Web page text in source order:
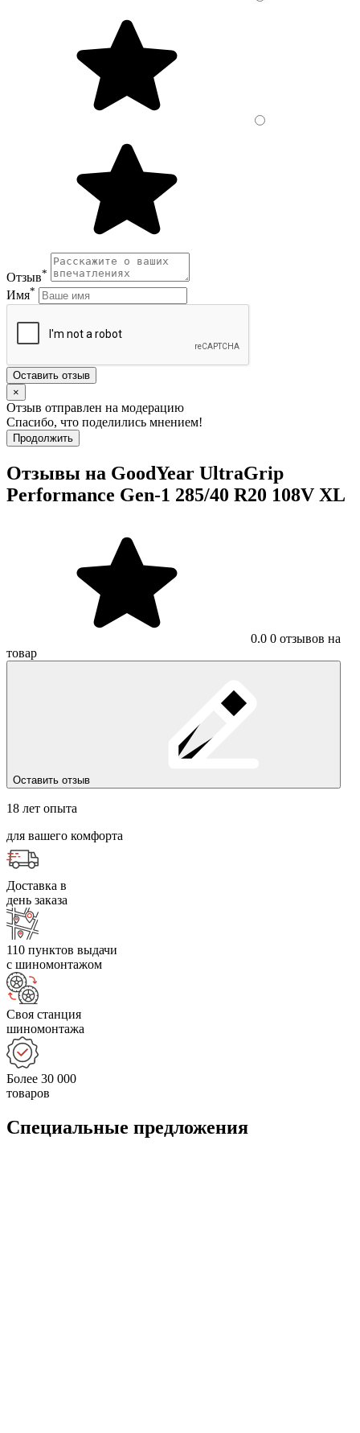
Отзыв*
Имя*
Оставить отзыв
×
Отзыв отправлен на модерацию
Спасибо, что поделились мнением!
Продолжить
Отзывы на GoodYear UltraGrip
Performance Gen-1 285/40 R20 108V XL
0.0 0 отзывов на
товар
Оставить отзыв
18 лет опыта
для вашего комфорта
Доставка в
день заказа
110 пунктов выдачи
с шиномонтажом
Своя станция
шиномонтажа
Более 30 000
товаров
Специальные предложения